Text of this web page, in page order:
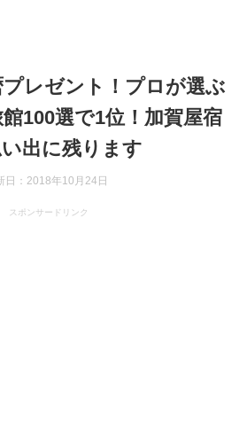
レゼント！プロが選ぶ
100選で1位！加賀屋宿
出に残ります
： 2018年10月24日
スポンサードリンク